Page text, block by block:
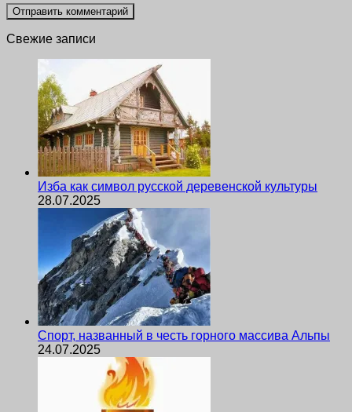
Свежие записи
Изба как символ русской деревенской культуры
28.07.2025
Спорт, названный в честь горного массива Альпы
24.07.2025